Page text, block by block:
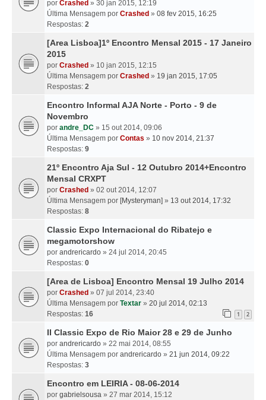
por Crashed » 30 jan 2015, 12:19
Última Mensagem por Crashed » 08 fev 2015, 16:25
Respostas: 2
[Area Lisboa]1º Encontro Mensal 2015 - 17 Janeiro
2015
por Crashed » 10 jan 2015, 12:15
Última Mensagem por Crashed » 19 jan 2015, 17:05
Respostas: 2
Encontro Informal AJA Norte - Porto - 9 de
Novembro
por andre_DC » 15 out 2014, 09:06
Última Mensagem por Contas » 10 nov 2014, 21:37
Respostas: 9
21º Encontro Aja Sul - 12 Outubro 2014+Encontro
Mensal CRXPT
por Crashed » 02 out 2014, 12:07
Última Mensagem por [Mysteryman] » 13 out 2014, 17:32
Respostas: 8
Classic Expo Internacional do Ribatejo e
megamotorshow
por andrericardo » 24 jul 2014, 20:45
Respostas: 0
[Area de Lisboa] Encontro Mensal 19 Julho 2014
por Crashed » 07 jul 2014, 23:40
Última Mensagem por Textar » 20 jul 2014, 02:13
Respostas: 16 1 2
II Classic Expo de Rio Maior 28 e 29 de Junho
por andrericardo » 22 mai 2014, 08:55
Última Mensagem por andrericardo » 21 jun 2014, 09:22
Respostas: 3
Encontro em LEIRIA - 08-06-2014
por gabrielsousa » 27 mar 2014, 15:12